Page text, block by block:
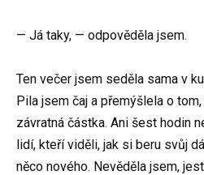
— Já taky, — odpověděla jsem.
Ten večer jsem seděla sama v
Pila jsem čaj a přemýšlela o
závratná částka. Ani šest hodin
lidí, kteří viděli, jak si beru svůj
něco nového. Nevěděla jsem,